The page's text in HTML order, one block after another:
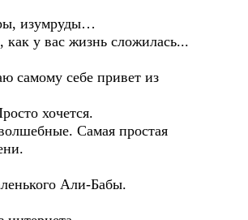
изумруды…
как у вас жизнь сложилась...
самому себе привет из
хочется.
Самая простая
Али-Бабы.